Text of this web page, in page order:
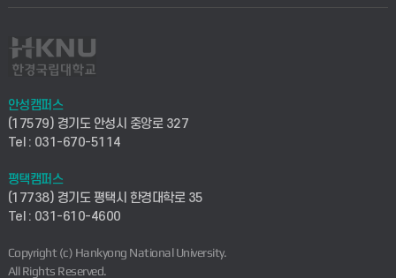
사회안전시스템공학부
컴퓨터응용수학부
ICT로봇기계공학부
전자전기공학부
디자인건축융합학부
사이버캠퍼스(전문학사 및 전공심화)
시설바로처리서비스
연구실안전관리시스템
산학연구관리시스템
산학협력단
취업지원센터
창업지원센터
현장실습지원센터
안성캠퍼스
(17579) 경기도 안성시 중앙로 327
Tel : 031-670-5114
평택캠퍼스
(17738) 경기도 평택시 한경대학로 35
Tel : 031-610-4600
Copyright (c) Hankyong National University.
All Rights Reserved.